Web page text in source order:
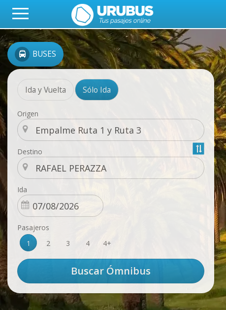
BUSES
Ida y Vuelta Sólo Ida
Origen
Destino
Ida
Pasajeros
1
2 3 4 4+